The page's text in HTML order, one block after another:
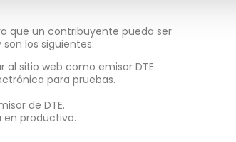
que un contribuyente pueda ser
los siguientes:
sitio web como emisor DTE.
para pruebas.
de DTE.
en productivo.